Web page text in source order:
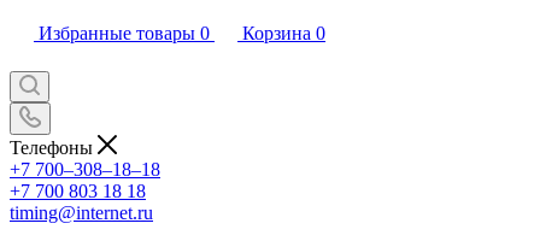
Избранные товары 0 Корзина 0
Телефоны
+7 700‒308‒18‒18
+7 700 803 18 18
timing@internet.ru